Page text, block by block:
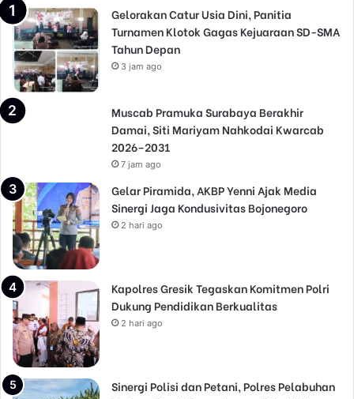
Gelorakan Catur Usia Dini, Panitia
Turnamen Klotok Gagas Kejuaraan SD-SMA
Tahun Depan
3 jam ago
Muscab Pramuka Surabaya Berakhir
Damai, Siti Mariyam Nahkodai Kwarcab
2026–2031
7 jam ago
Gelar Piramida, AKBP Yenni Ajak Media
Sinergi Jaga Kondusivitas Bojonegoro
2 hari ago
Kapolres Gresik Tegaskan Komitmen Polri
Dukung Pendidikan Berkualitas
2 hari ago
Sinergi Polisi dan Petani, Polres Pelabuhan